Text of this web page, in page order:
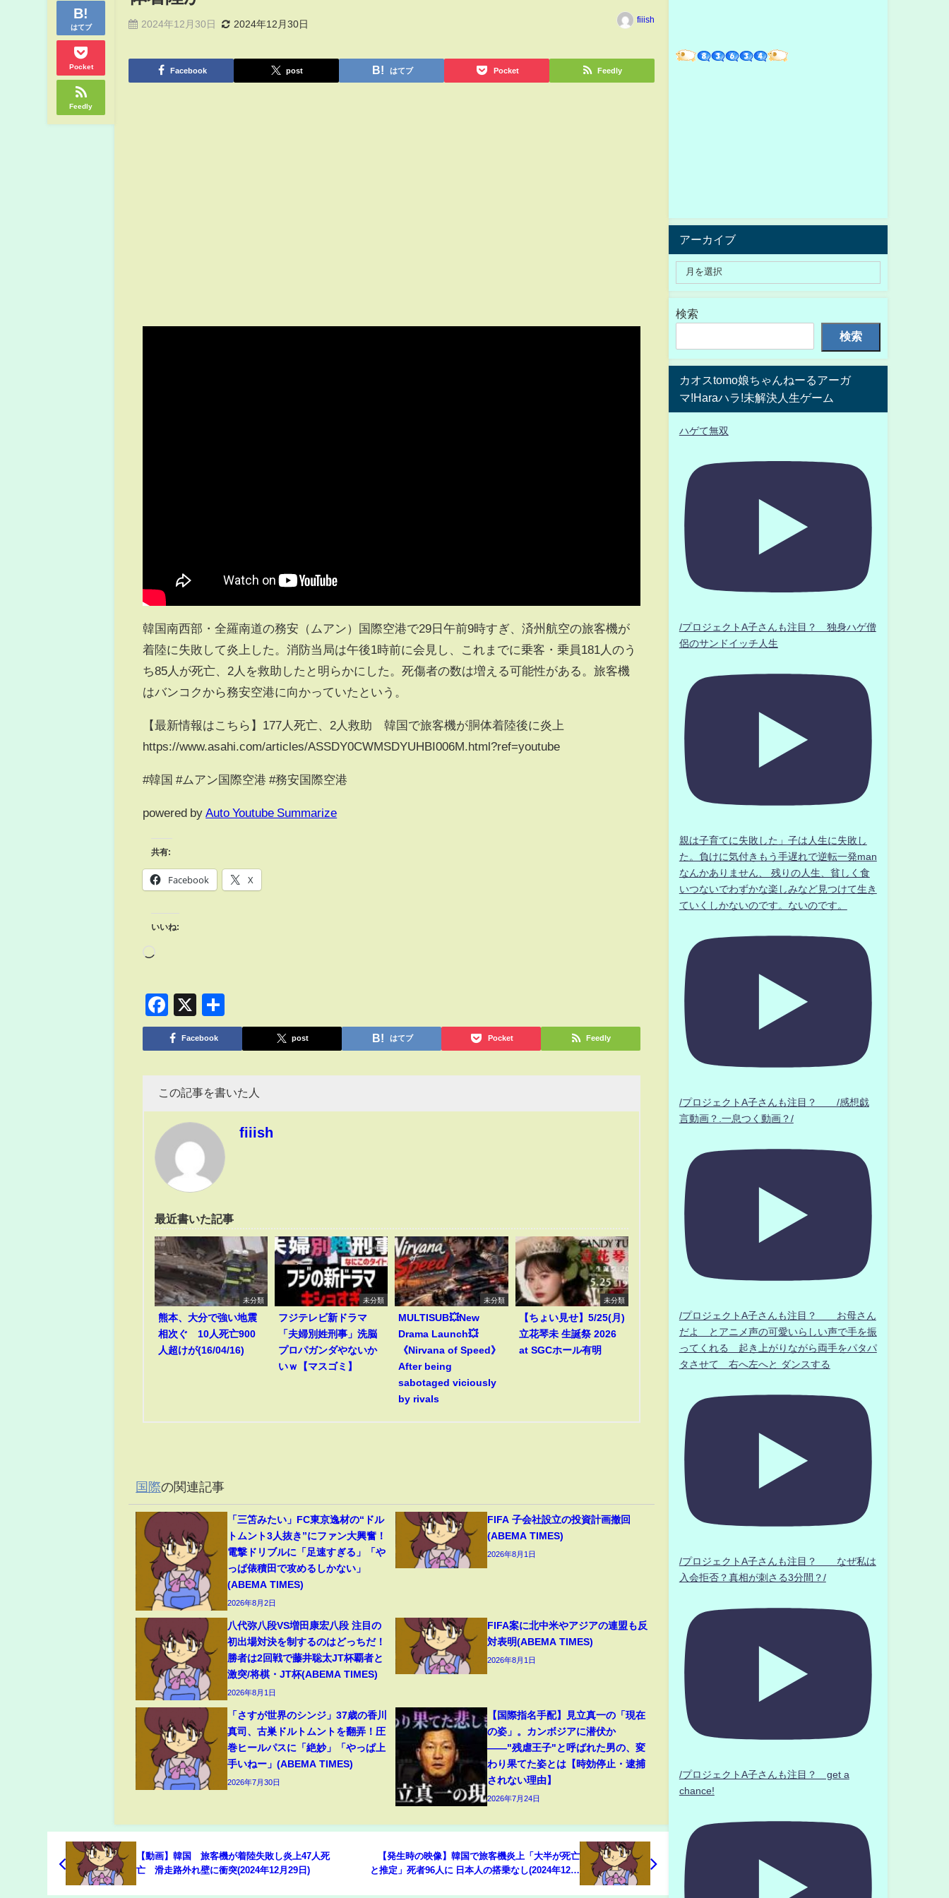
はてブ
Pocket
Feedly
2024年12月30日 2024年12月30日 fiiish
Facebook post はてブ Pocket Feedly
韓国南西部・全羅南道の務安（ムアン）国際空港で29日午前9時すぎ、済州航空の旅客機が
着陸に失敗して炎上した。消防当局は午後1時前に会見し、これまでに乗客・乗員181人のう
ち85人が死亡、2人を救助したと明らかにした。死傷者の数は増える可能性がある。旅客機
はバンコクから務安空港に向かっていたという。
【最新情報はこちら】177人死亡、2人救助 韓国で旅客機が胴体着陸後に炎上
https://www.asahi.com/articles/ASSDY0CWMSDYUHBI006M.html?ref=youtube
#韓国 #ムアン国際空港 #務安国際空港
powered by Auto Youtube Summarize
共有:
Facebook X
いいね:
Facebook
X
有
Facebook post はてブ Pocket Feedly
この記事を書いた人
fiiish
最近書いた記事
未分類
熊本、大分で強い地震
相次ぐ 10人死亡900
人超けが(16/04/16)
未分類
フジテレビ新ドラマ
「夫婦別姓刑事」洗脳
プロパガンダやないか
いｗ【マスゴミ】
未分類
MULTISUB💥New
Drama Launch💥
《Nirvana of Speed》
After being
sabotaged viciously
by rivals
未分類
【ちょい見せ】5/25(月)
立花琴未 生誕祭 2026
at SGCホール有明
国際の関連記事
「三笘みたい」FC東京逸材の“ドル
トムント3人抜き”にファン大興奮！
電撃ドリブルに「足速すぎる」「や
っぱ俵積田で攻めるしかない」
(ABEMA TIMES)
2026年8月2日
FIFA 子会社設立の投資計画撤回
(ABEMA TIMES)
2026年8月1日
八代弥八段VS増田康宏八段 注目の
初出場対決を制するのはどっちだ！
勝者は2回戦で藤井聡太JT杯覇者と
激突/将棋・JT杯(ABEMA TIMES)
2026年8月1日
FIFA案に北中米やアジアの連盟も反
対表明(ABEMA TIMES)
2026年8月1日
「さすが世界のシンジ」37歳の香川
真司、古巣ドルトムントを翻弄！圧
巻ヒールパスに「絶妙」「やっぱ上
手いねー」(ABEMA TIMES)
2026年7月30日
【国際指名手配】見立真一の「現在
の姿」。カンボジアに潜伏か
――"残虐王子"と呼ばれた男の、変
わり果てた姿とは【時効停止・逮捕
されない理由】
2026年7月24日
【動画】韓国 旅客機が着陸失敗し炎上47人死
亡 滑走路外れ壁に衝突(2024年12月29日)
【発生時の映像】韓国で旅客機炎上「大半が死亡
と推定」死者96人に 日本人の搭乗なし(2024年12月
アーカイブ
検索
検索
カオスtomo娘ちゃんねーるアーガ
マ!Haraハラ!未解決人生ゲーム
ハゲて無双
/プロジェクトA子さんも注目？ 独身ハゲ僧
侶のサンドイッチ人生
親は子育てに失敗した」子は人生に失敗し
た。負けに気付きもう手遅れで逆転一発man
なんかありません、 残りの人生、貧しく食
いつないでわずかな楽しみなど見つけて生き
ていくしかないのです。ないのです。
/プロジェクトA子さんも注目？ /感想戯
言動画？.一息つく動画？/
/プロジェクトA子さんも注目？ お母さん
だよ とアニメ声の可愛いらしい声で手を振
ってくれる 起き上がりながら両手をパタパ
タさせて 右へ左へと ダンスする
/プロジェクトA子さんも注目？ なぜ私は
入会拒否？真相が刺さる3分間？/
/プロジェクトA子さんも注目？ get a
chance!